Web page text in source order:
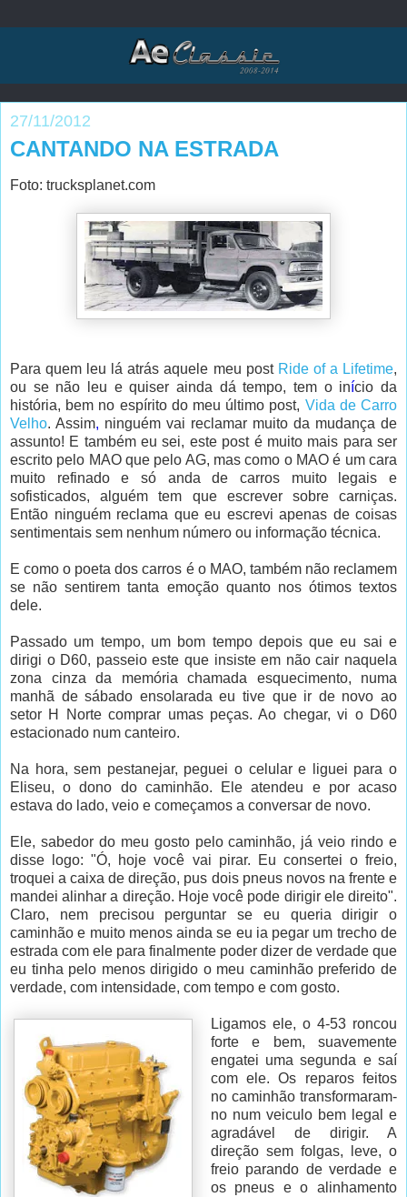
27/11/2012
CANTANDO NA ESTRADA
Foto: trucksplanet.com
Para quem leu lá atrás aquele meu post Ride of a Lifetime,
ou se não leu e quiser ainda dá tempo, tem o início da
história, bem no espírito do meu último post, Vida de Carro
Velho. Assim, ninguém vai reclamar muito da mudança de
assunto! E também eu sei, este post é muito mais para ser
escrito pelo MAO que pelo AG, mas como o MAO é um cara
muito refinado e só anda de carros muito legais e
sofisticados, alguém tem que escrever sobre carniças.
Então ninguém reclama que eu escrevi apenas de coisas
sentimentais sem nenhum número ou informação técnica.
E como o poeta dos carros é o MAO, também não reclamem
se não sentirem tanta emoção quanto nos ótimos textos
dele.
Passado um tempo, um bom tempo depois que eu sai e
dirigi o D60, passeio este que insiste em não cair naquela
zona cinza da memória chamada esquecimento, numa
manhã de sábado ensolarada eu tive que ir de novo ao
setor H Norte comprar umas peças. Ao chegar, vi o D60
estacionado num canteiro.
Na hora, sem pestanejar, peguei o celular e liguei para o
Eliseu, o dono do caminhão. Ele atendeu e por acaso
estava do lado, veio e começamos a conversar de novo.
Ele, sabedor do meu gosto pelo caminhão, já veio rindo e
disse logo: "Ó, hoje você vai pirar. Eu consertei o freio,
troquei a caixa de direção, pus dois pneus novos na frente e
mandei alinhar a direção. Hoje você pode dirigir ele direito".
Claro, nem precisou perguntar se eu queria dirigir o
caminhão e muito menos ainda se eu ia pegar um trecho de
estrada com ele para finalmente poder dizer de verdade que
eu tinha pelo menos dirigido o meu caminhão preferido de
verdade, com intensidade, com tempo e com gosto.
Ligamos ele, o 4-53 roncou
forte e bem, suavemente
engatei uma segunda e saí
com ele. Os reparos feitos
no caminhão transformaram-
no num veiculo bem legal e
agradável de dirigir. A
direção sem folgas, leve, o
freio parando de verdade e
os pneus e o alinhamento